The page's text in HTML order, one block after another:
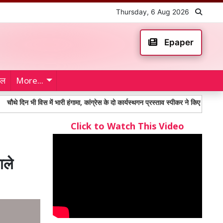
Thursday, 6 Aug 2026
Epaper
More...
में भारी हंगामा, कांग्रेस के दो कार्यस्थगन प्रस्ताव स्पीकर ने किए खारिज
Click to Watch This Video